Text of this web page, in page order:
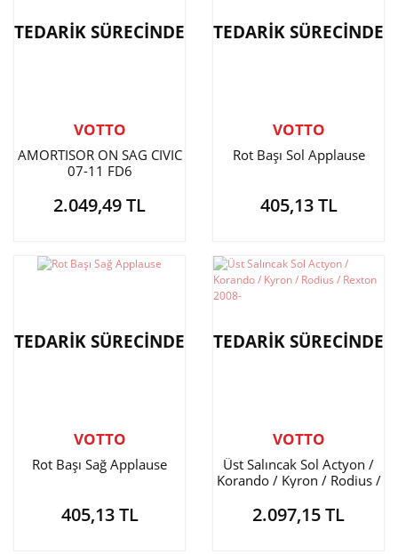
TEDARİK SÜRECİNDE
VOTTO
AMORTISOR ON SAG CIVIC
07-11 FD6
2.049,49 TL
TEDARİK SÜRECİNDE
VOTTO
Rot Başı Sol Applause
405,13 TL
TEDARİK SÜRECİNDE
VOTTO
Rot Başı Sağ Applause
405,13 TL
TEDARİK SÜRECİNDE
VOTTO
Üst Salıncak Sol Actyon /
Korando / Kyron / Rodius /
2.097,15 TL